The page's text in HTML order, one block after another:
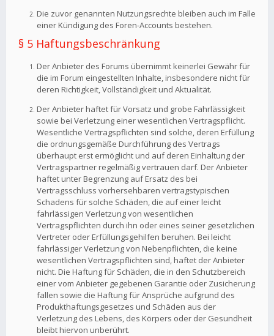
Die zuvor genannten Nutzungsrechte bleiben auch im Falle
einer Kündigung des Foren-Accounts bestehen.
§ 5 Haftungsbeschränkung
Der Anbieter des Forums übernimmt keinerlei Gewähr für
die im Forum eingestellten Inhalte, insbesondere nicht für
deren Richtigkeit, Vollständigkeit und Aktualität.
Der Anbieter haftet für Vorsatz und grobe Fahrlässigkeit
sowie bei Verletzung einer wesentlichen Vertragspflicht.
Wesentliche Vertragspflichten sind solche, deren Erfüllung
die ordnungsgemäße Durchführung des Vertrags
überhaupt erst ermöglicht und auf deren Einhaltung der
Vertragspartner regelmäßig vertrauen darf. Der Anbieter
haftet unter Begrenzung auf Ersatz des bei
Vertragsschluss vorhersehbaren vertragstypischen
Schadens für solche Schäden, die auf einer leicht
fahrlässigen Verletzung von wesentlichen
Vertragspflichten durch ihn oder eines seiner gesetzlichen
Vertreter oder Erfüllungsgehilfen beruhen. Bei leicht
fahrlässiger Verletzung von Nebenpflichten, die keine
wesentlichen Vertragspflichten sind, haftet der Anbieter
nicht. Die Haftung für Schäden, die in den Schutzbereich
einer vom Anbieter gegebenen Garantie oder Zusicherung
fallen sowie die Haftung für Ansprüche aufgrund des
Produkthaftungsgesetzes und Schäden aus der
Verletzung des Lebens, des Körpers oder der Gesundheit
bleibt hiervon unberührt.